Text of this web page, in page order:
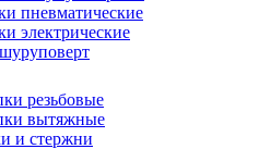
пневматические
электрические
резьбовые
вытяжные
и стержни